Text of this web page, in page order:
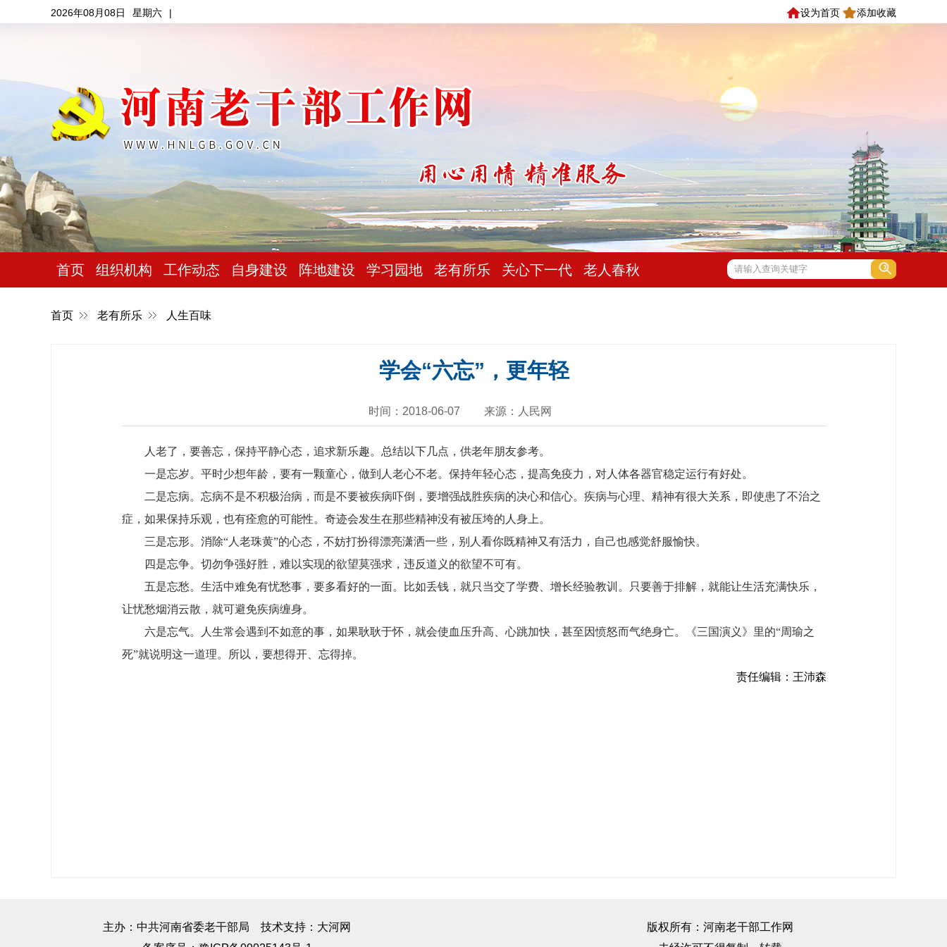
2026年08月08日 星期六 | 设为首页 添加收藏
首页 组织机构 工作动态 自身建设 阵地建设 学习园地 老有所乐 关心下一代 老人春秋
首页 老有所乐 人生百味
学会“六忘”，更年轻
时间：2018-06-07 来源：人民网
人老了，要善忘，保持平静心态，追求新乐趣。总结以下几点，供老年朋友参考。
一是忘岁。平时少想年龄，要有一颗童心，做到人老心不老。保持年轻心态，提高免疫力，对人体各器官稳定运行有好处。
二是忘病。忘病不是不积极治病，而是不要被疾病吓倒，要增强战胜疾病的决心和信心。疾病与心理、精神有很大关系，即使患了不治之
症，如果保持乐观，也有痊愈的可能性。奇迹会发生在那些精神没有被压垮的人身上。
三是忘形。消除“人老珠黄”的心态，不妨打扮得漂亮潇洒一些，别人看你既精神又有活力，自己也感觉舒服愉快。
四是忘争。切勿争强好胜，难以实现的欲望莫强求，违反道义的欲望不可有。
五是忘愁。生活中难免有忧愁事，要多看好的一面。比如丢钱，就只当交了学费、增长经验教训。只要善于排解，就能让生活充满快乐，
让忧愁烟消云散，就可避免疾病缠身。
六是忘气。人生常会遇到不如意的事，如果耿耿于怀，就会使血压升高、心跳加快，甚至因愤怒而气绝身亡。《三国演义》里的“周瑜之
死”就说明这一道理。所以，要想得开、忘得掉。
责任编辑：王沛森
主办：中共河南省委老干部局 技术支持： 大河网
版权所有：河南老干部工作网